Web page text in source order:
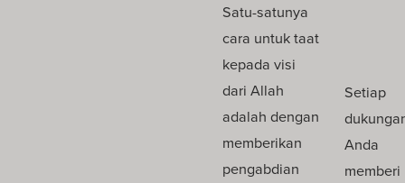
Satu-satunya
cara untuk taat
kepada visi
dari Allah
adalah dengan
memberikan
pengabdian
Setiap
Anda
memberi